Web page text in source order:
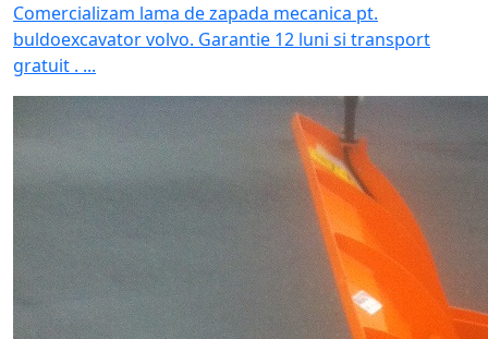
Comercializam lama de zapada mecanica pt.
buldoexcavator volvo. Garantie 12 luni si transport
gratuit . ...